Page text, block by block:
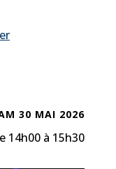
30 MAI 2026
14h00 à 15h30